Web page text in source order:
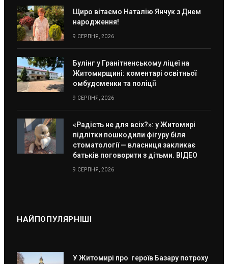
Щиро вітаємо Наталію Янчук з Днем
народження!
9 СЕРПНЯ, 2026
Булінг у Гранітненському ліцеї на
Житомирщині: коментарі освітньої
омбудсменки та поліції
9 СЕРПНЯ, 2026
«Радість не для всіх?»: у Житомирі
підлітки пошкодили фігуру біля
стоматології — власниця закликає
батьків поговорити з дітьми. ВІДЕО
9 СЕРПНЯ, 2026
НАЙПОПУЛЯРНІШІ
У Житомирі про героїв Базару потроху